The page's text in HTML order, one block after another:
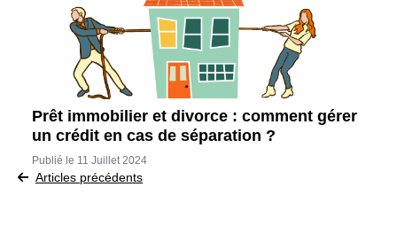
Prêt immobilier et divorce : comment gérer
un crédit en cas de séparation ?
Publié le 11 Juillet 2024
Navigation
Articles précédents